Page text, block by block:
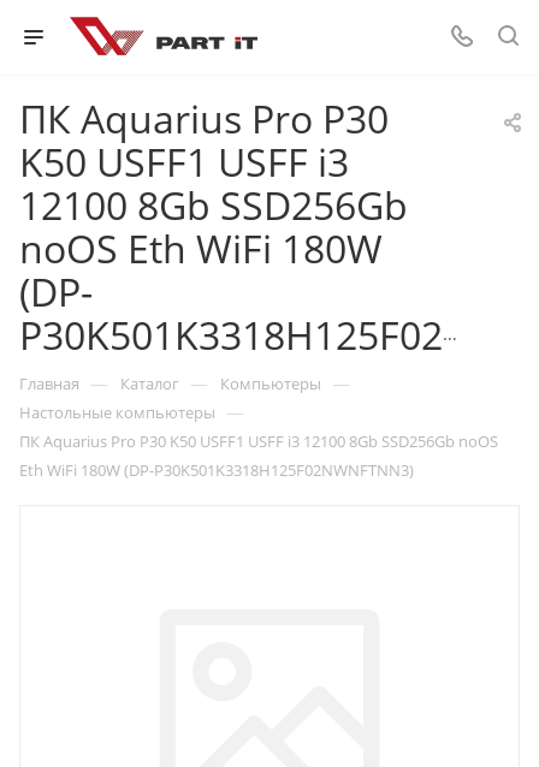
ПК Aquarius Pro P30
K50 USFF1 USFF i3
12100 8Gb SSD256Gb
noOS Eth WiFi 180W
(DP-
P30K501K3318H125F02NWNFTNN3)
Главная — Каталог — Компьютеры —
Настольные компьютеры —
ПК Aquarius Pro P30 K50 USFF1 USFF i3 12100 8Gb SSD256Gb noOS
Eth WiFi 180W (DP-P30K501K3318H125F02NWNFTNN3)